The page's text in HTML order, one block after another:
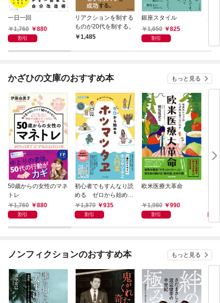
一日一回
1,760
880
割引
リアクションを制する
ものが20代を制する。
1,485
銀座スタイル
1,650
825
割引
あ
かざひの文庫のおすすめ本 もっと見る
50歳からの女性のマネ
トレ
1,760
880
割引
初心者でもすんなり読
める ゼロから始める
ホツマツタヱ
1,870 935
割引
欧米医療大革命
1,980 990
割引
不
ノンフィクションのおすすめ本 もっと見る